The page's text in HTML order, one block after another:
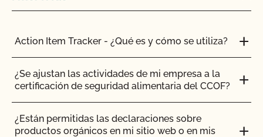
Action Item Tracker - ¿Qué es y cómo se utiliza?
¿Se ajustan las actividades de mi empresa a la
certificación de seguridad alimentaria del CCOF?
¿Están permitidas las declaraciones sobre
productos orgánicos en mi sitio web o en mis
¿Cuáles son los requisitos para el uso de
¿Cuáles son las normas específicas para los
¿Qué topes se exigen para las parcelas orgánicas?